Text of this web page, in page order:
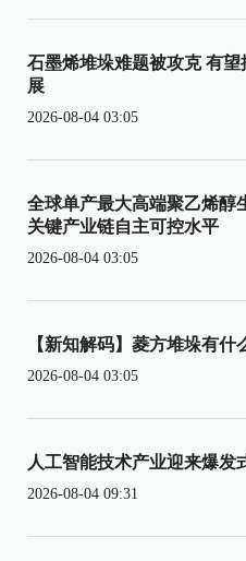
石墨烯堆垛难题被攻克 有
展
2026-08-04 03:05
全球单产最大高端聚乙烯醇
关键产业链自主可控水平
2026-08-04 03:05
【新知解码】菱方堆垛有什
2026-08-04 03:05
人工智能技术产业迎来爆发
2026-08-04 09:31